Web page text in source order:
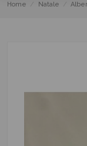
Home Natale